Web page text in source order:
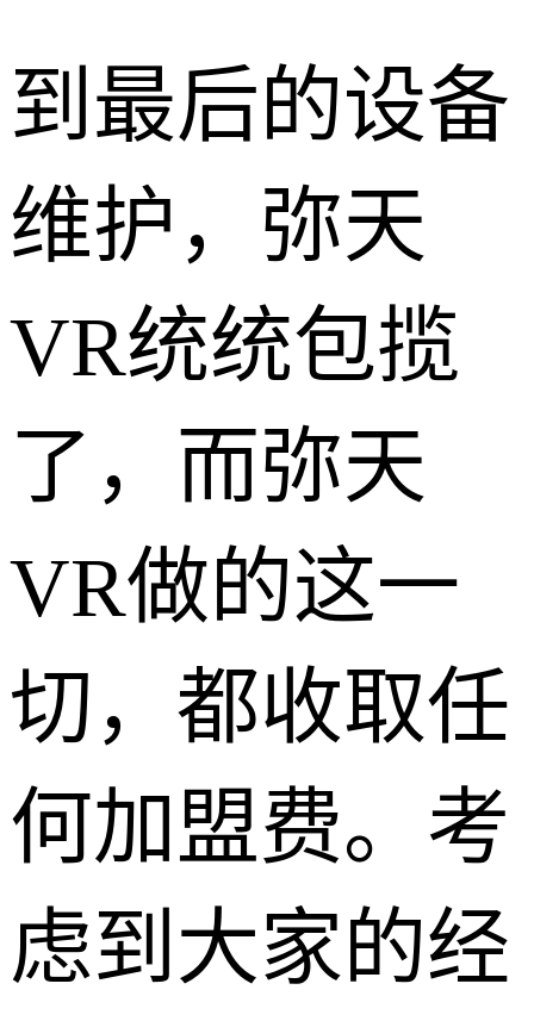
到最后的设备
维护，弥天
VR统统包揽
了，而弥天
VR做的这一
切，都收取任
何加盟费。考
虑到大家的经